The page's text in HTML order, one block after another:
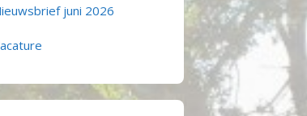
juni 2026